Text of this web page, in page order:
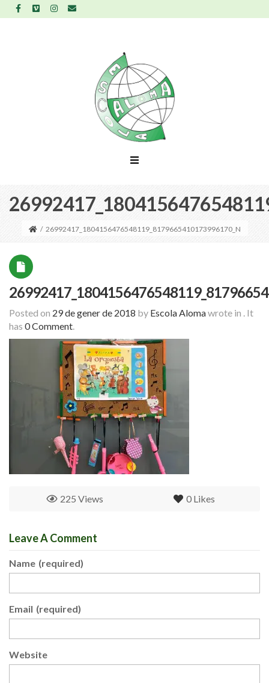
/ 26992417_1804156476548119_8179665410173996170_N
Posted on 29 de gener de 2018 by Escola Alomawrote in . It
has 0 Comment.
0 Likes
225 Views
Leave A Comment
Name (required)
Email (required)
Website